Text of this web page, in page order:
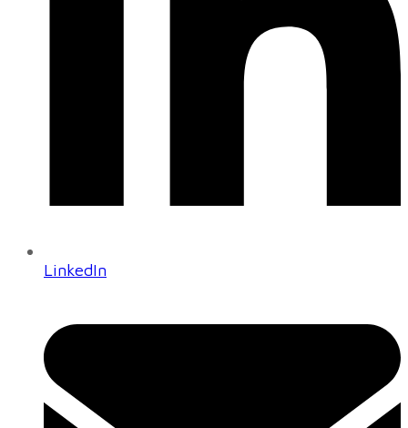
LinkedIn